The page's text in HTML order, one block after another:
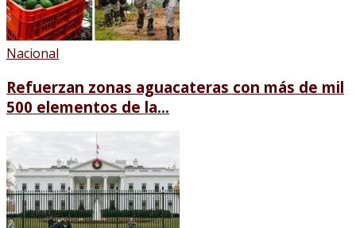
Nacional
Refuerzan zonas aguacateras con más de mil
500 elementos de la...